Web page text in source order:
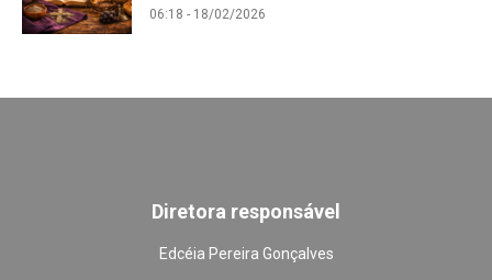
06:18 - 18/02/2026
Diretora responsável
Edcéia Pereira Gonçalves